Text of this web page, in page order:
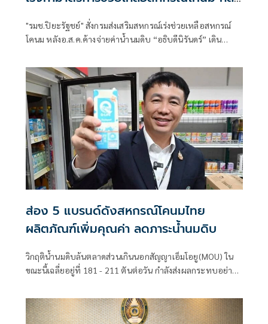
อ.ส.ค.ค้างจ่ายค่าน้ำนมดิบ เตรียมงบ กพส.
350 ล.กู้ยืมดอกเบี้ยต่ำกรณีพิเศษเสริม
"รมช.ปิยะรัฐชย์" สั่งกรมส่งเสริมสหกรณ์เร่งช่วยเหลือสหกรณ์
โคนม หลังอ.ส.ค.ค้างจ่ายค่าน้ำนมดิบ “อธิบดีนิรันดร์” เดิน
โคนม พร้อมเผยปีนี้เตรียมเงินกพส.ดอกเบี้ยต่ำไว้ 350 ล้านบาท
ให้สหกรณ์กู้ยืมเป็นกรณีพิเศษ เพื่อเสริมสภาพคล่องดำเนินธุรกิจ
สหกรณ์โคนม
ส่อง 5 แบรนด์ดังสหกรณ์โคนมไทย
ผลิตภัณฑ์เพิ่มคุณค่า ลดภาระน้ำนมดิบ
วิกฤติน้ำนมดิบล้นตลาดส่วนเกินนอกสัญญาเอ็มโอยู(MOU) ใน
ขณะนี้เฉลี่ยอยู่ที่ 181 - 211 ตันต่อวัน กำลังส่งผลกระทบอย่าง